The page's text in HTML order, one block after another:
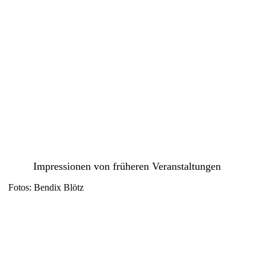
Impressionen von früheren Veranstaltungen
Fotos: Bendix Blötz